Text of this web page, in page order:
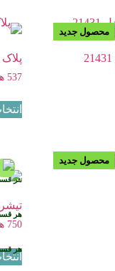
موجود نیست
محصول جدید
پلاک
537
پیشنهاد ویژه
موجود نیست
محصول جدید
هر
هر
هر
750